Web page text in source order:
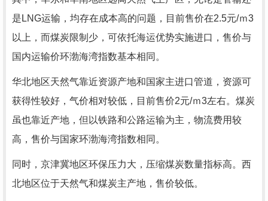
是LNG运输，均存在成本高的问题，目前售价在2.5元/ｍ3
以上，而煤炭限制少，可依托海运优势实施进口，售价与
国内运输价环渤海湾指数基本相同。
华北地区天然气靠近资源产地和国家主进口管道，资源可
获得性较好，气价相对较低，目前售价2元/ｍ3左右。煤炭
虽也靠近产地，但以铁路和公路运输为主，物流费用较
高，售价与国家环渤海湾指数相同。
同时，京津冀地区环保压力大，压缩煤炭数量指标高。西
北地区位于天然气和煤炭主产地，售价较低。